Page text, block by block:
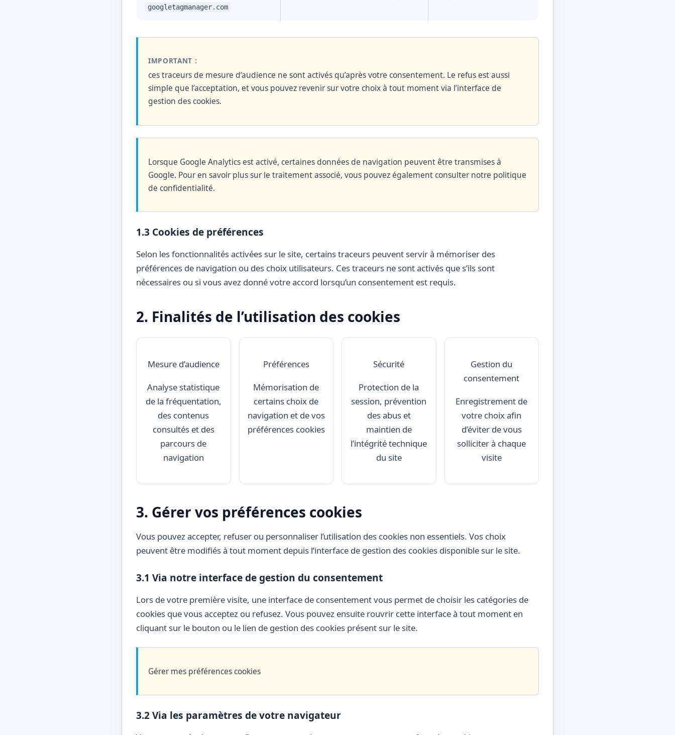
googletagmanager.com
IMPORTANT :
ces traceurs de mesure d’audience ne sont activés qu’après votre consentement. Le refus est aussi
simple que l’acceptation, et vous pouvez revenir sur votre choix à tout moment via l’interface de
gestion des cookies.
Lorsque Google Analytics est activé, certaines données de navigation peuvent être transmises à
Google. Pour en savoir plus sur le traitement associé, vous pouvez également consulter notre politique
de confidentialité.
1.3 Cookies de préférences
Selon les fonctionnalités activées sur le site, certains traceurs peuvent servir à mémoriser des
préférences de navigation ou des choix utilisateurs. Ces traceurs ne sont activés que s’ils sont
nécessaires ou si vous avez donné votre accord lorsqu’un consentement est requis.
2. Finalités de l’utilisation des cookies
Mesure d’audience
Analyse statistique
de la fréquentation,
des contenus
consultés et des
parcours de
navigation
Préférences
Mémorisation de
certains choix de
navigation et de vos
préférences cookies
Sécurité
Protection de la
session, prévention
des abus et
maintien de
l’intégrité technique
du site
Gestion du
consentement
Enregistrement de
votre choix afin
d’éviter de vous
solliciter à chaque
visite
3. Gérer vos préférences cookies
Vous pouvez accepter, refuser ou personnaliser l’utilisation des cookies non essentiels. Vos choix
peuvent être modifiés à tout moment depuis l’interface de gestion des cookies disponible sur le site.
3.1 Via notre interface de gestion du consentement
Lors de votre première visite, une interface de consentement vous permet de choisir les catégories de
cookies que vous acceptez ou refusez. Vous pouvez ensuite rouvrir cette interface à tout moment en
cliquant sur le bouton ou le lien de gestion des cookies présent sur le site.
Gérer mes préférences cookies
3.2 Via les paramètres de votre navigateur